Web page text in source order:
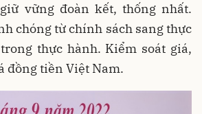
vững đoàn kết, thống nhất.
chóng từ chính sách sang thực
thực hành. Kiểm soát giá,
đồng tiền Việt Nam.